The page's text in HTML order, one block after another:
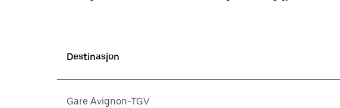
Destinasjon
Gare Avignon-TGV